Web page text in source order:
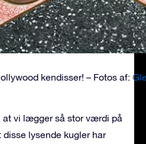
kendisser! – Fotos af:
at vi lægger så stor værdi på
lysende kugler har